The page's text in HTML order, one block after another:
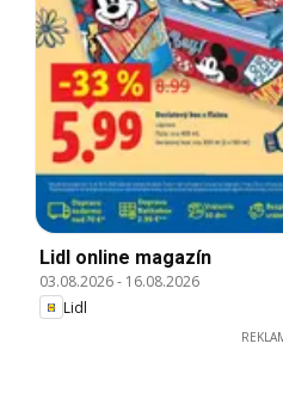
Lidl online magazín
03.08.2026- 16.08.2026
Lidl